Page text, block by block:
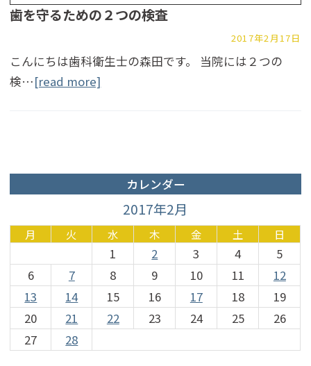
歯を守るための２つの検査
2017年2月17日
こんにちは歯科衛生士の森田です。 当院には２つの
検…[read more]
カレンダー
2017年2月
月 火 水 木 金 土 日
1 2 3 4
5
6
7 8 9 10 11
12
13
14 15 16 17 18
19
20
21 22 23 24 25
26
27
28